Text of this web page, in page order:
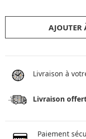
AJOUTER
Livraison à
Livraison
Paiement